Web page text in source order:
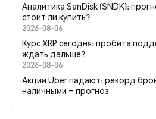
Аналитика SanDisk (SNDK):
стоит ли купить?
2026-08-06
Курс XRP сегодня: пробита
ждать дальше?
2026-08-06
Акции Uber падают: рекорд
наличными – прогноз